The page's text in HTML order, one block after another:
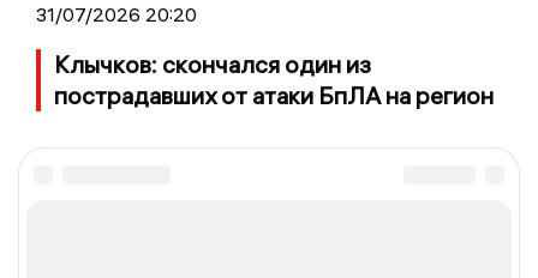
31/07/2026 20:20
Клычков: скончался один из
пострадавших от атаки БпЛА на регион